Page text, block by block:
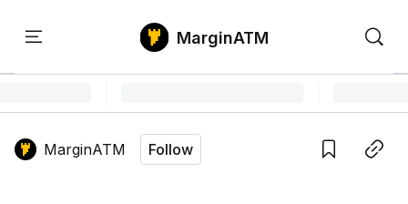
Home
MarginATM
MarginATM Follow